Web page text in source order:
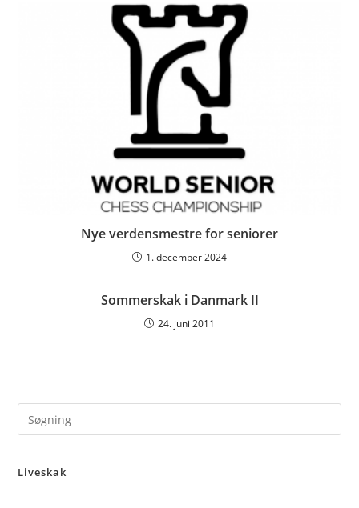
Nye verdensmestre for seniorer
1. december 2024
Sommerskak i Danmark II
24. juni 2011
Liveskak